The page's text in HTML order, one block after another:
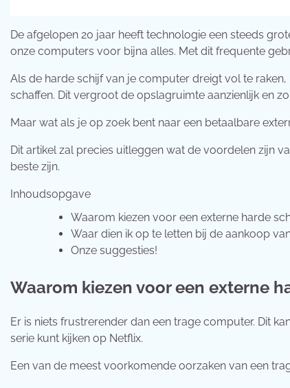
De afgelopen 20 jaar heeft technologie een steeds
onze computers voor bijna alles. Met dit frequente
Als de harde schijf van je computer dreigt vol te
schaffen. Dit vergroot de opslagruimte aanzienlijk en
Maar wat als je op zoek bent naar een betaalbare
Dit artikel zal precies uitleggen wat de voordelen zijn
beste zijn.
Inhoudsopgave
Waarom kiezen voor een externe harde
Waar dien ik op te letten bij de aankoop
Onze suggesties!
Waarom kiezen voor een externe
Er is niets frustrerender dan een trage computer. Dit
serie kunt kijken op Netflix.
Een van de meest voorkomende oorzaken van een